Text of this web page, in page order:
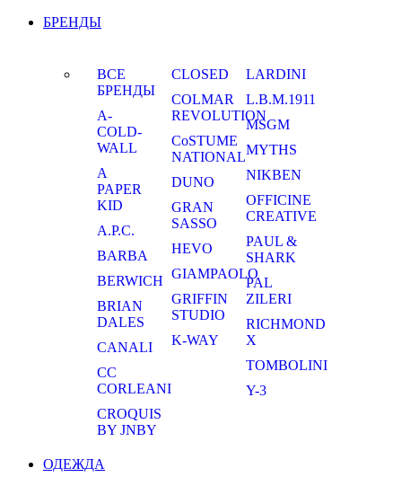
БРЕНДЫ
ВСЕ
БРЕНДЫ
A-
COLD-
WALL
A
PAPER
KID
A.P.C.
BARBA
BERWICH
BRIAN
DALES
CANALI
CC
CORLEANI
CROQUIS
BY JNBY
CLOSED
COLMAR
REVOLUTION
CoSTUME
NATIONAL
DUNO
GRAN
SASSO
HEVO
GIAMPAOLO
GRIFFIN
STUDIO
K-WAY
LARDINI
L.B.M.1911
MSGM
MYTHS
NIKBEN
OFFICINE
CREATIVE
PAUL &
SHARK
PAL
ZILERI
RICHMOND
X
TOMBOLINI
Y-3
ОДЕЖДА